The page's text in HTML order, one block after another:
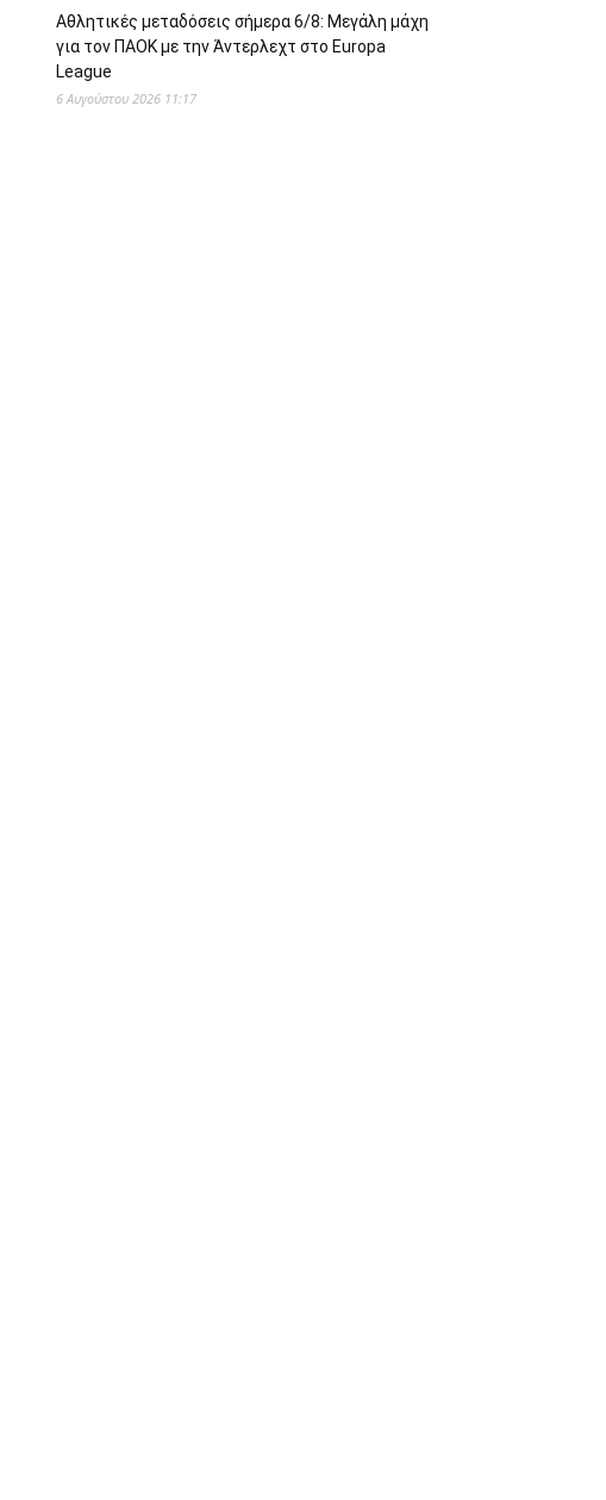
Αθλητικές μεταδόσεις σήμερα 6/8: Μεγάλη μάχη
για τον ΠΑΟΚ με την Άντερλεχτ στο Europa
League
6 Αυγούστου 2026 11:17